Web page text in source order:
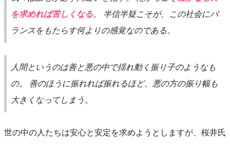
を求めれば苦しくなる。 半信半疑こそが、この社会にバ
ランスをもたらす何よりの感覚なのである。
人間というのは善と悪の中で揺れ動く振り子のようなも
の。 善のほうに振れれば振れるほど、悪の方の振り幅も
大きくなってしまう。
世の中の人たちは安心と安定を求めようとしますが、桜井氏